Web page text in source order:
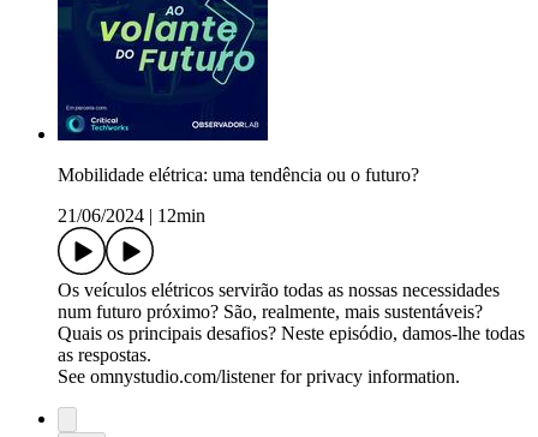
Mobilidade elétrica: uma tendência ou o futuro?
21/06/2024
12min
Os veículos elétricos servirão todas as nossas necessidades
num futuro próximo? São, realmente, mais sustentáveis?
Quais os principais desafios? Neste episódio, damos-lhe todas
as respostas.
See omnystudio.com/listener for privacy information.